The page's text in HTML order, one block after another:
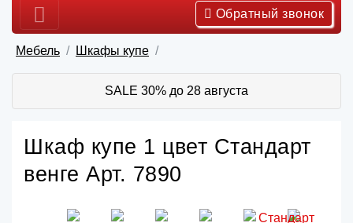
Обратный звонок
Мебель Шкафы купе
SALE 30% до 28 августа
Шкаф купе 1 цвет Стандарт
венге Арт. 7890